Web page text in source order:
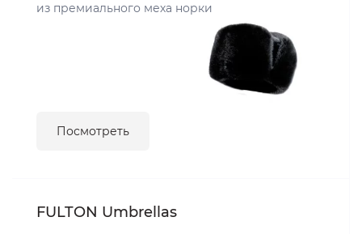
из премиального меха норки
Посмотреть
FULTON Umbrellas